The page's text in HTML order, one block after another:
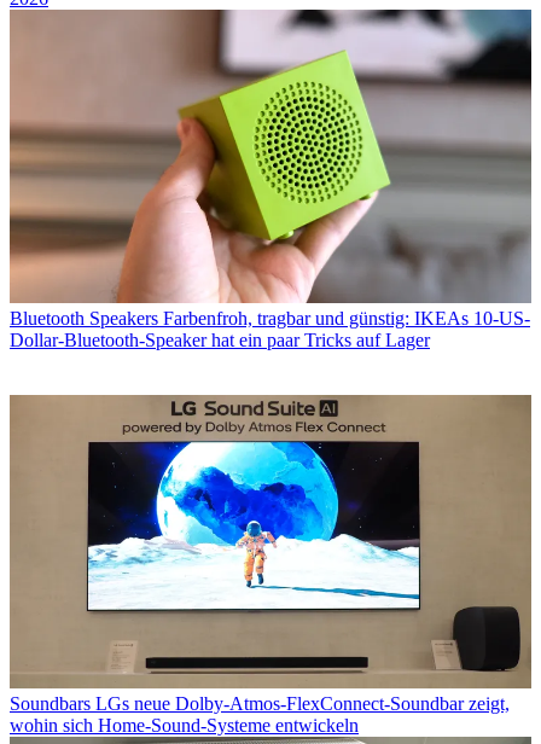
Bluetooth Speakers Farbenfroh, tragbar und günstig: IKEAs 10‑US-
Dollar-Bluetooth-Speaker hat ein paar Tricks auf Lager
Soundbars LGs neue Dolby-Atmos-FlexConnect-Soundbar zeigt,
wohin sich Home-Sound-Systeme entwickeln